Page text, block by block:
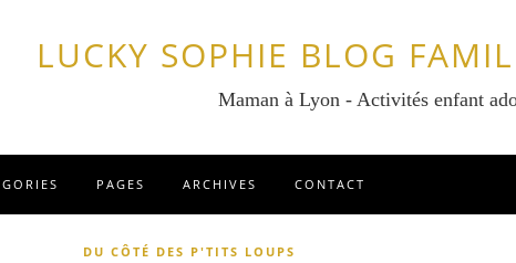
LUCKY SOPHIE BLOG
Maman à Lyon - Activités enfant
PAGES ARCHIVES CONTACT
DU CÔTÉ DES P'TITS LOUPS